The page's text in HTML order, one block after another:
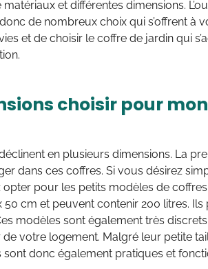
et différentes dimensions.
de nombreux choix qui s’offrent à
et de choisir le coffre de jardin qui
choisir pour
en plusieurs dimensions. La
dans ces coffres. Si vous désirez
pour les petits modèles de
50 cm et peuvent contenir 200 litres.
modèles sont également très
de votre logement. Malgré leur petite
donc également pratiques et